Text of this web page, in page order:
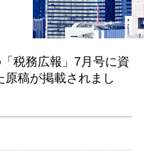
税務広報」7月号に資
原稿が掲載されまし